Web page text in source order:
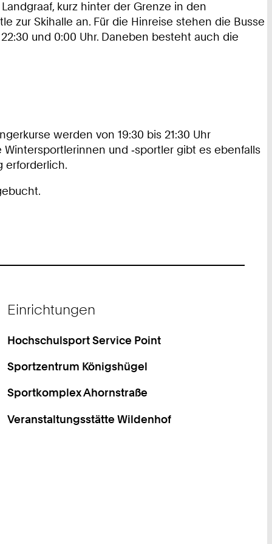
kurz hinter der Grenze in den
zur Skihalle an. Für die Hinreise stehen die Busse
und 0:00 Uhr. Daneben besteht auch die
werden von 19:30 bis 21:30 Uhr
und ‑sportler gibt es ebenfalls
erforderlich.
Einrichtungen
Hochschulsport Service Point
Sportzentrum Königshügel
Sportkomplex Ahornstraße
Veranstaltungsstätte Wildenhof